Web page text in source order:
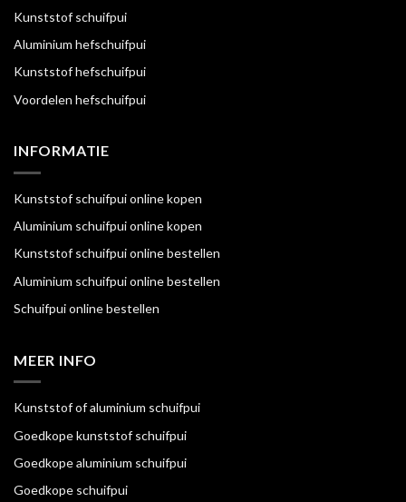
Kunststof schuifpui
Aluminium hefschuifpui
Kunststof hefschuifpui
Voordelen hefschuifpui
INFORMATIE
Kunststof schuifpui online kopen
Aluminium schuifpui online kopen
Kunststof schuifpui online bestellen
Aluminium schuifpui online bestellen
Schuifpui online bestellen
MEER INFO
Kunststof of aluminium schuifpui
Goedkope kunststof schuifpui
Goedkope aluminium schuifpui
Goedkope schuifpui